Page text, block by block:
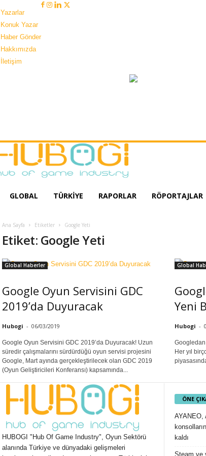
Yazarlar
Konuk Yazar
Haber Gönder
Hakkımızda
İletişim
GLOBAL TÜRKIYE RAPORLAR RÖPORTAJLAR
Ana Sayfa Etiketler Google Yeti
Etiket: Google Yeti
Global Haberler
Google Oyun Servisini GDC
2019’da Duyuracak
Hubogi - 06/03/2019
Google Oyun Servisini GDC 2019’da Duyuracak! Uzun
süredir çalışmalarını sürdürdüğü oyun servisi projesini
Google, Mart ayında gerçekleştirilecek olan GDC 2019
(Oyun Geliştiricileri Konferansı) kapsamında...
Global
Yeni
Hubogi -
Her yıl
HUBOGI "Hub Of Game Industry", Oyun Sektörü
alanında Türkiye ve dünyadaki gelişmeleri
ÖNE
AYANEO,
kaldı
Steam ve